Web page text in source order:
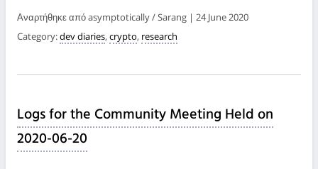
Αναρτήθηκε από asymptotically / Sarang | 24 June 2020
Category:dev diaries, crypto, research
Logs for the Community Meeting Held on
2020-06-20